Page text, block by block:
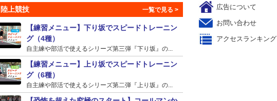
陸上競技
【練習メニュー】下り坂でスピードトレーニン
グ（4種）
自主練や部活で使えるシリーズ第三弾『下り坂』の...
【練習メニュー】上り坂でスピードトレーニン
グ（6種）
自主練や部活で使えるシリーズ第二弾『上り坂』の...
広告について
お問い合わせ
アクセスランキング